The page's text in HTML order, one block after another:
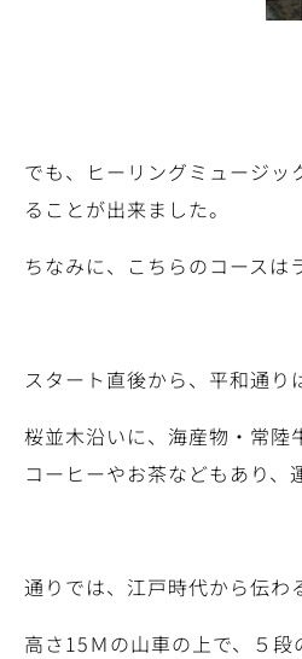
でも、ヒーリングミュージッ
ることが出来ました。
ちなみに、こちらのコースは
スタート直後から、平和通り
桜並木沿いに、海産物・常陸
コーヒーやお茶などもあり、
通りでは、江戸時代から伝わ
高さ15Ｍの山車の上で、５段